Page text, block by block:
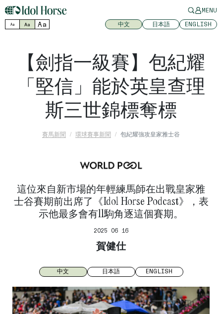
MENU
Aa Aa Aa 中文 日本語 ENGLISH
【劍指一級賽】包紀耀
「堅信」能於英皇查理
斯三世錦標奪標
賽馬新聞 環球賽事新聞 包紀耀強攻皇家雅士谷
這位來自新市場的年輕練馬師在出戰皇家雅
士谷賽期前出席了《Idol Horse Podcast》，表
示他最多會有11駒角逐這個賽期。
2025 06 16
賀健仕
中文 日本語 ENGLISH